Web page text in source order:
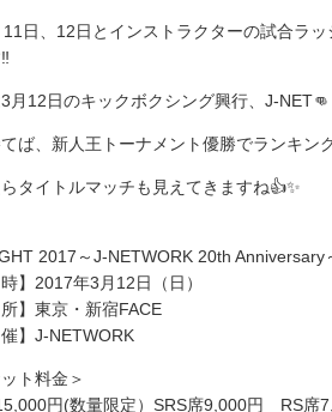
11日、12日とインストラクターの試合ラッ
月12日のキックボクシング興行、J-NET👊
ば、新人王トーナメント優勝でランキン
タイトルマッチも見えてきますね👍✨
2017～J-NETWORK 20th Anniversary
】2017年3月12日（日）
】東京・新宿FACE
】J-NETWORK
ト料金＞
円(数量限定）SRS席9,000円 RS席